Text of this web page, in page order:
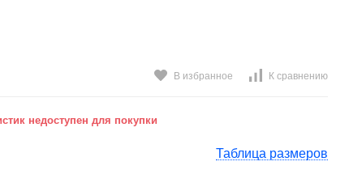
В избранное К сравнению
недоступен для покупки
Таблица размеров